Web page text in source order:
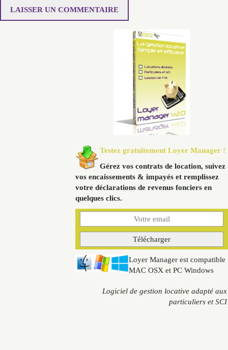
Testez gratuitement Loyer Manager !
Gérez vos contrats de location, suivez
vos encaissements & impayés et remplissez
votre déclarations de revenus fonciers en
quelques clics.
Loyer Manager est compatible
MAC OSX et PC Windows
Logiciel de gestion locative adapté aux
particuliers et SCI